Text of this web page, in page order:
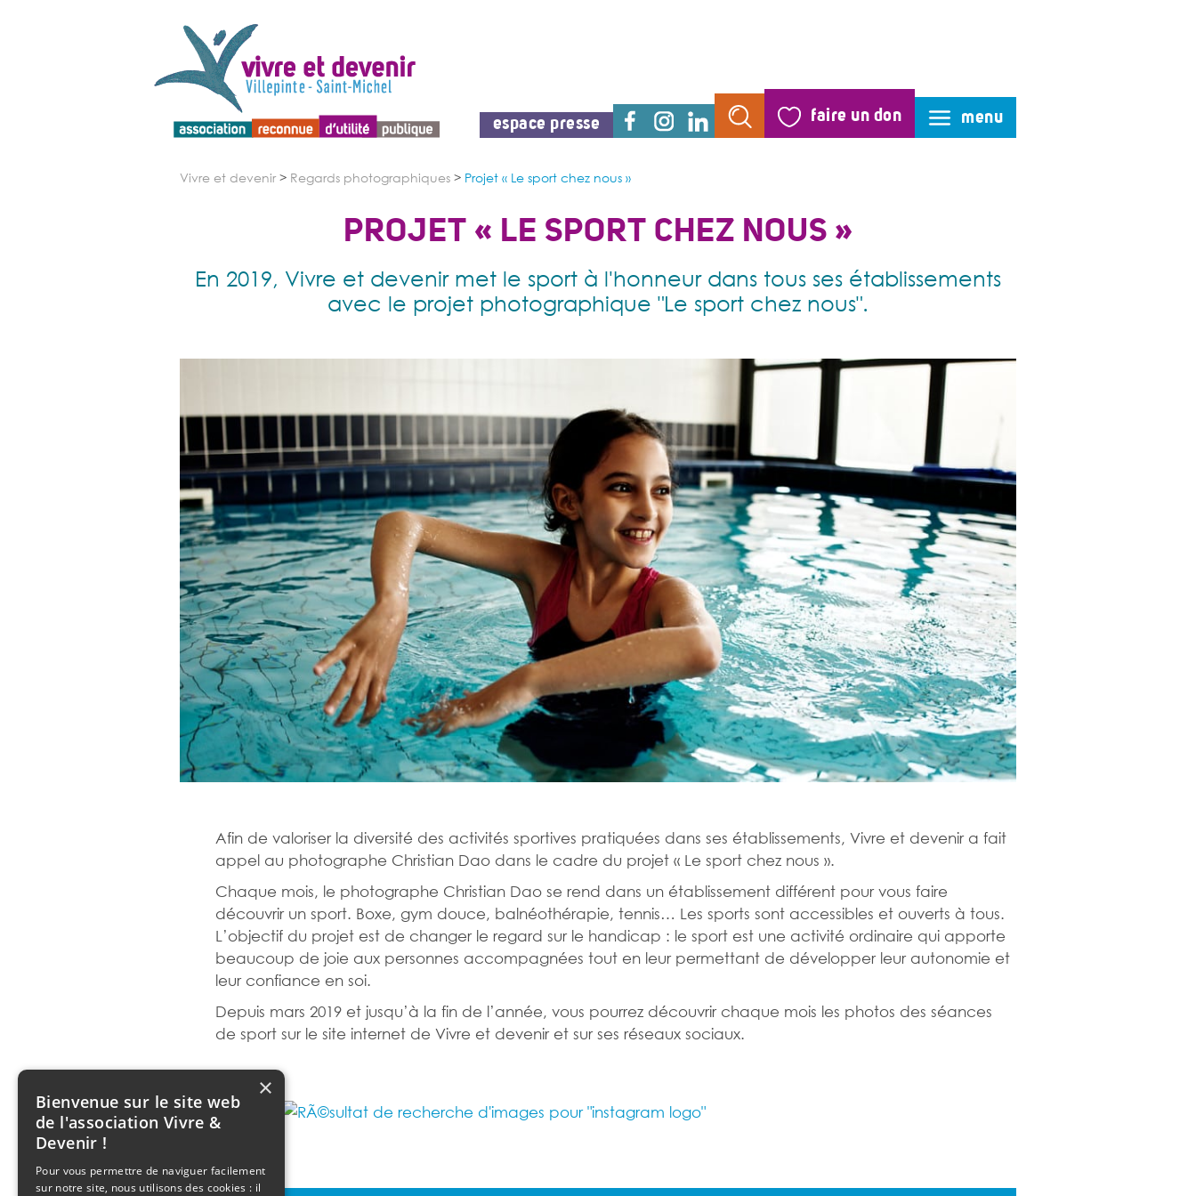
espace presse faire un don menu
Vivre et devenir > Regards photographiques > Projet « Le sport chez nous »
PROJET « LE SPORT CHEZ NOUS »
En 2019, Vivre et devenir met le sport à l'honneur dans tous ses établissements
avec le projet photographique "Le sport chez nous".
Afin de valoriser la diversité des activités sportives pratiquées dans ses établissements, Vivre et devenir a fait
appel au photographe Christian Dao dans le cadre du projet « Le sport chez nous ».
Chaque mois, le photographe Christian Dao se rend dans un établissement différent pour vous faire
découvrir un sport. Boxe, gym douce, balnéothérapie, tennis… Les sports sont accessibles et ouverts à tous.
L’objectif du projet est de changer le regard sur le handicap : le sport est une activité ordinaire qui apporte
beaucoup de joie aux personnes accompagnées tout en leur permettant de développer leur autonomie et
leur confiance en soi.
Depuis mars 2019 et jusqu’à la fin de l’année, vous pourrez découvrir chaque mois les photos des séances
de sport sur le site internet de Vivre et devenir et sur ses réseaux sociaux.
×
Bienvenue sur le site web
de l'association Vivre &
Devenir !
Pour vous permettre de naviguer facilement
sur notre site, nous utilisons des cookies : il